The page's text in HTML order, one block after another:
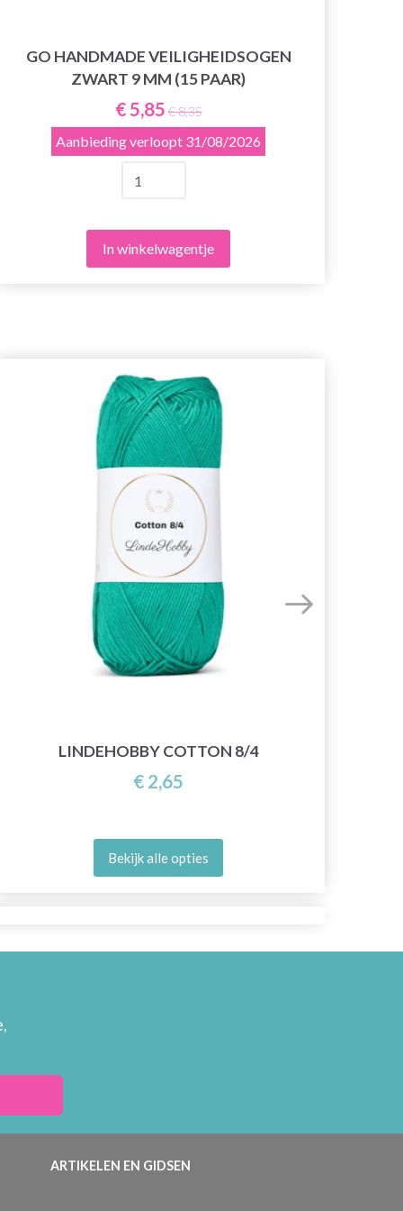
GO HANDMADE VEILIGHEIDSOGEN
ZWART 9 MM (15 PAAR)
€ 5,85 € 8,35
Aanbieding verloopt 31/08/2026
In winkelwagentje
LINDEHOBBY COTTON 8/4
€ 2,65
Bekijk alle opties
ARTIKELEN EN GIDSEN